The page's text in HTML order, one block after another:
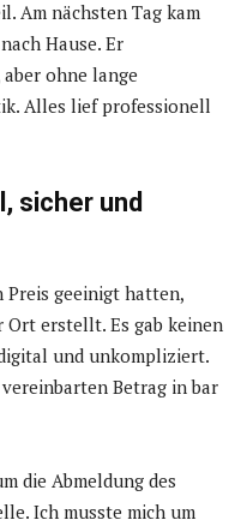
Am nächsten Tag kam
Hause. Er
ohne lange
Alles lief professionell
sicher und
Preis geeinigt hatten,
erstellt. Es gab keinen
und unkompliziert.
Betrag in bar
die Abmeldung des
Ich musste mich um